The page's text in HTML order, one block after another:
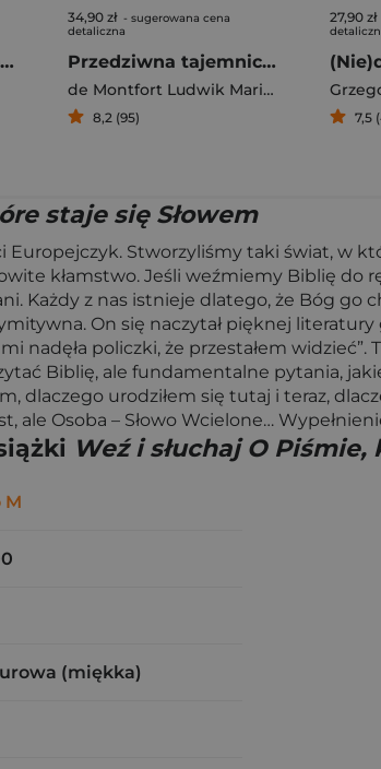
Cały sprawiedliwy Józef
34,90 zł - sugerowana cena
detaliczna
Przedziwna tajemnica Różańca
de Montfort Ludwik Maria Grignion
8,2 (95)
27,90 zł
7,5
staje się Słowem
Europejczyk. Stworzyliśmy taki świat, w
kłamstwo. Jeśli weźmiemy Biblię do
Każdy z nas istnieje dlatego, że Bóg go
On się naczytał pięknej
nadęła policzki, że przestałem
Biblię, ale fundamentalne pytania,
dlaczego urodziłem się tutaj i teraz,
Osoba – Słowo Wcielone…
Weź i słuchaj O
(miękka)